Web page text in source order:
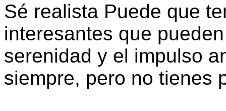
Sé realista Puede que
interesantes que
serenidad y el impulso
siempre, pero no tienes